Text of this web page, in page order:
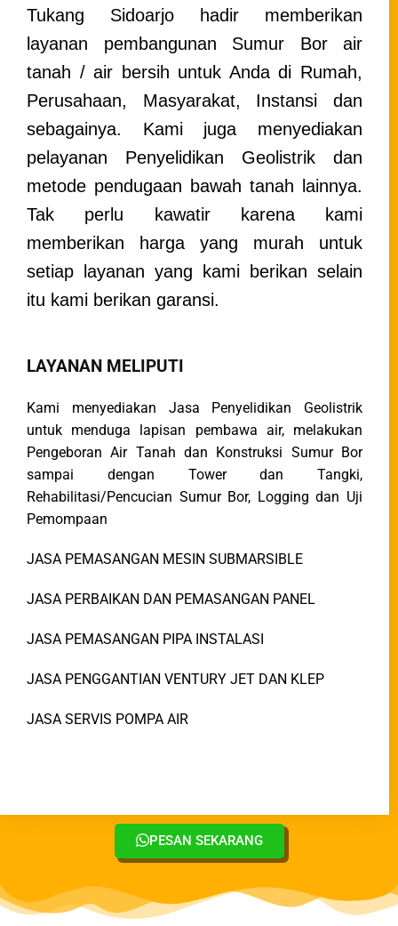
Tukang Sidoarjo hadir memberikan
layanan pembangunan Sumur Bor air
tanah / air bersih untuk Anda di Rumah,
Perusahaan, Masyarakat, Instansi dan
sebagainya. Kami juga menyediakan
pelayanan Penyelidikan Geolistrik dan
metode pendugaan bawah tanah lainnya.
Tak perlu kawatir karena kami
memberikan harga yang murah untuk
setiap layanan yang kami berikan selain
itu kami berikan garansi.
LAYANAN MELIPUTI
Kami menyediakan Jasa Penyelidikan Geolistrik
untuk menduga lapisan pembawa air, melakukan
Pengeboran Air Tanah dan Konstruksi Sumur Bor
sampai dengan Tower dan Tangki,
Rehabilitasi/Pencucian Sumur Bor, Logging dan Uji
Pemompaan
JASA PEMASANGAN MESIN SUBMARSIBLE
JASA PERBAIKAN DAN PEMASANGAN PANEL
JASA PEMASANGAN PIPA INSTALASI
JASA PENGGANTIAN VENTURY JET DAN KLEP
JASA SERVIS POMPA AIR
PESAN SEKARANG